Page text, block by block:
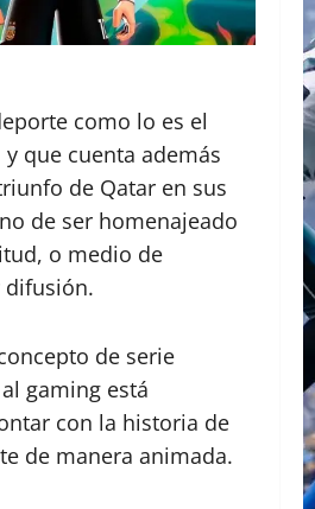
como lo es el
que cuenta además
de Qatar en sus
de ser homenajeado
o medio de
difusión.
de serie
gaming está
con la historia de
de manera animada.